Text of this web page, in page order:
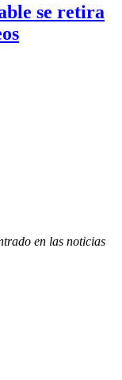
se retira
en las noticias